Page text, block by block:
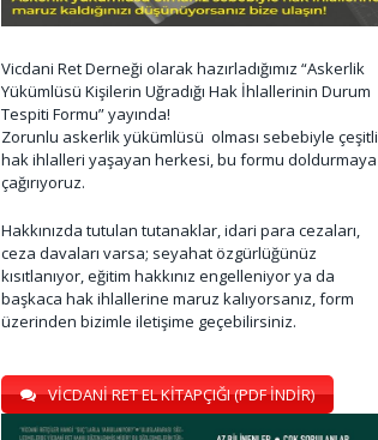
Vicdani Ret Derneği olarak hazırladığımız “Askerlik
Yükümlüsü Kişilerin Uğradığı Hak İhlallerinin Durum
Tespiti Formu” yayında!
Zorunlu askerlik yükümlüsü olması sebebiyle çeşitli
hak ihlalleri yaşayan herkesi, bu formu doldurmaya
çağırıyoruz.
Hakkınızda tutulan tutanaklar, idari para cezaları,
ceza davaları varsa; seyahat özgürlüğünüz
kısıtlanıyor, eğitim hakkınız engelleniyor ya da
başkaca hak ihlallerine maruz kalıyorsanız, form
üzerinden bizimle iletişime geçebilirsiniz.
VİCDANİ RET EL KİTAPÇIĞI (PDF İNDİR)